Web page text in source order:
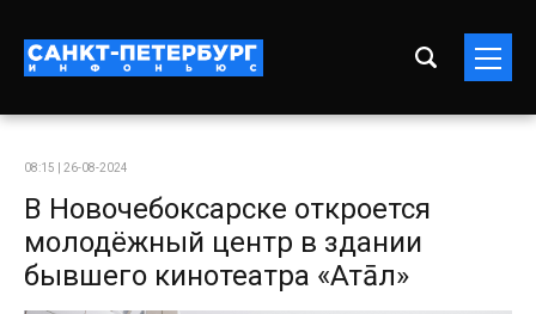
08:15 | 26-08-2024
В Новочебоксарске откроется
молодёжный центр в здании
бывшего кинотеатра «Атāл»